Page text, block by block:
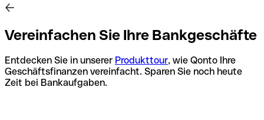
Vereinfachen Sie Ihre Bankgeschäfte
Entdecken Sie in unserer Produkttour, wie Qonto Ihre
Geschäftsfinanzen vereinfacht. Sparen Sie noch heute
Zeit bei Bankaufgaben.